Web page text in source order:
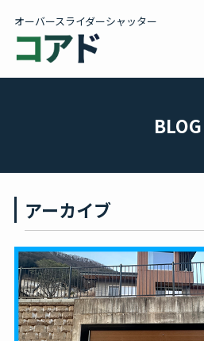
オーバースライダーシャッター
カタログ
BLOG
BLOG
アーカイブ